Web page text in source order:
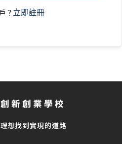
？ 立即註冊
新創業學校
想找到實現的道路